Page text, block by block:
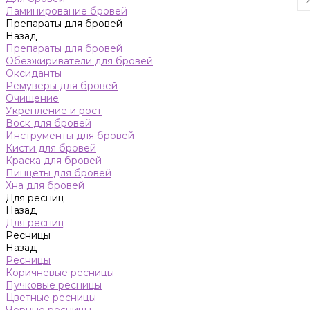
Ламинирование бровей
Препараты для бровей
Назад
Препараты для бровей
Обезжириватели для бровей
Оксиданты
Ремуверы для бровей
Очищение
Укрепление и рост
Воск для бровей
Инструменты для бровей
Кисти для бровей
Краска для бровей
Пинцеты для бровей
Хна для бровей
Для ресниц
Назад
Для ресниц
Ресницы
Назад
Ресницы
Коричневые ресницы
Пучковые ресницы
Цветные ресницы